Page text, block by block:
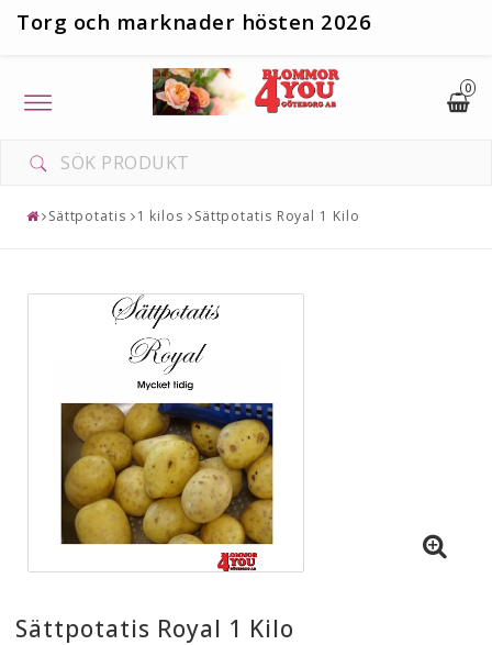
Torg och marknader hösten 2026
0
Toggle
navigation
Sättpotatis 1 kilos Sättpotatis Royal 1 Kilo
Sättpotatis Royal 1 Kilo